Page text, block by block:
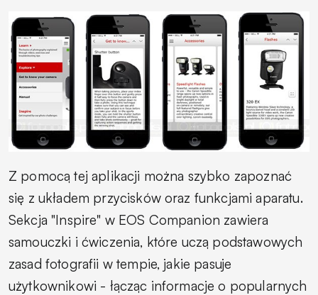
Z pomocą tej aplikacji można szybko zapoznać
się z układem przycisków oraz funkcjami aparatu.
Sekcja "Inspire" w EOS Companion zawiera
samouczki i ćwiczenia, które uczą podstawowych
zasad fotografii w tempie, jakie pasuje
użytkownikowi - łącząc informacje o popularnych